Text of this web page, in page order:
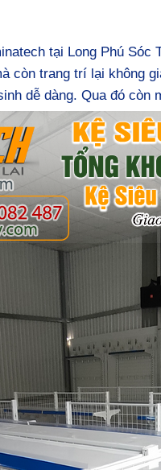
tại Long Phú
còn trang trí lại không
dễ dàng. Qua đó còn